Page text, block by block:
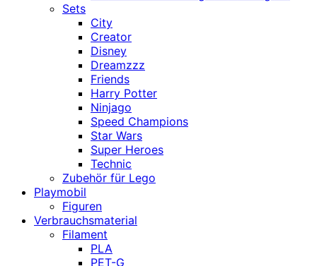
Sets
City
Creator
Disney
Dreamzzz
Friends
Harry Potter
Ninjago
Speed Champions
Star Wars
Super Heroes
Technic
Zubehör für Lego
Playmobil
Figuren
Verbrauchsmaterial
Filament
PLA
PET-G